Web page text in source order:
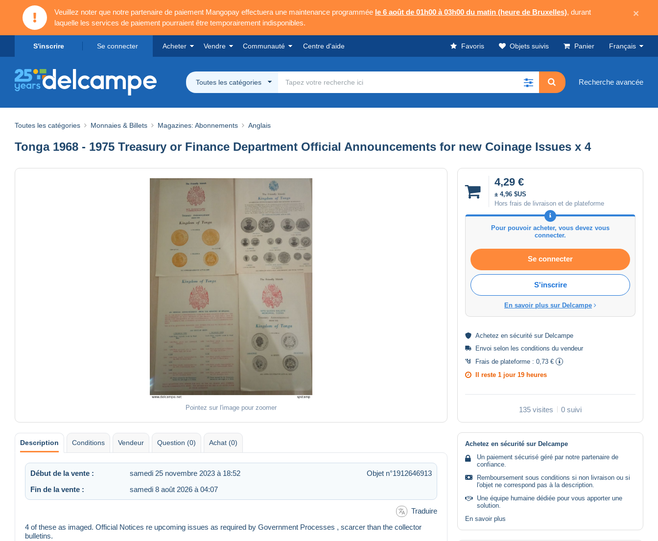
Veuillez noter que notre partenaire de paiement Mangopay effectuera une maintenance programmée le 6 août de 01h00 à 03h00 du matin (heure de Bruxelles), durant
laquelle les services de paiement pourraient être temporairement indisponibles.
×
S'inscrire Se connecter Acheter Vendre Communauté Centre d'aide Favoris Objets suivis Panier Français
Toutes les catégories Recherche avancée
Toutes les catégories Monnaies & Billets Magazines: Abonnements Anglais
Tonga 1968 - 1975 Treasury or Finance Department Official Announcements for new Coinage Issues x 4
Pointez sur l'image pour zoomer
4,29 €
± 4,96 $US
Hors frais de livraison et de plateforme
Pour pouvoir acheter, vous devez vous
connecter.
Se connecter
S'inscrire
En savoir plus sur Delcampe
Achetez en sécurité sur Delcampe
Envoi selon les conditions du vendeur
Frais de plateforme : 0,73 €
Il reste 1 jour 19 heures
135 visites 0 suivi
Description Conditions Vendeur Question (0) Achat (0)
Début de la vente : samedi 25 novembre 2023 à 18:52
Objet n°1912646913
Fin de la vente :
samedi 8 août 2026 à 04:07
Traduire
4 of these as imaged. Official Notices re upcoming issues as required by Government Processes , scarcer than the collector
bulletins.
Achetez en sécurité sur Delcampe
Un paiement sécurisé géré par notre partenaire de
confiance.
Remboursement sous conditions si non livraison ou si
l'objet ne correspond pas à la description.
Une équipe humaine dédiée pour vous apporter une
solution.
En savoir plus